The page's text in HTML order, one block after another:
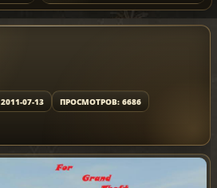
2011-07-13
ПРОСМОТРОВ: 6686